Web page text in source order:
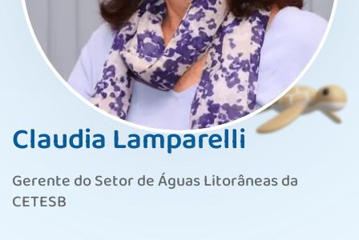
Claudia Lamparelli
Gerente do Setor de Águas Litorâneas da
CETESB